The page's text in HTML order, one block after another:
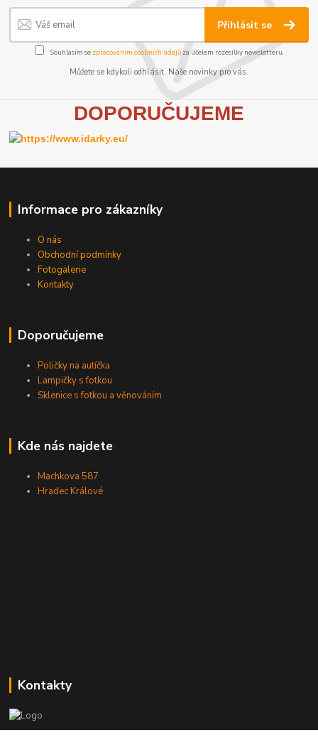
Přihlásit se
Souhlasím se zpracováním osobních údajůza účelem rozesílky newsletteru.
Můžete se kdykoli odhlásit. Naše novinky pro vás.
DOPORUČUJEME
Informace pro zákazníky
O nás
Obchodní podmínky
Fotogalerie
Kontakty
Doporučujeme
Poličky na autíčka
Lampičky s fotkou
Sklenice s fotkou a věnováním
Kde nás najdete
Machkova 587
Hradec Králové
Kontakty